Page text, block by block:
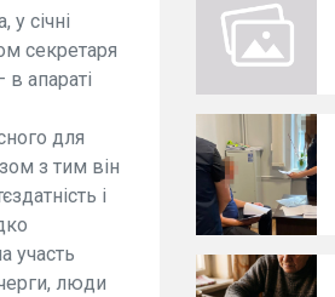
у січні
секретаря
апараті
для
з тим він
і
участь
люди